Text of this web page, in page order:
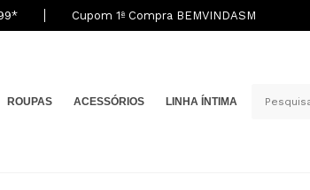
9* Cupom 1ª Compra BEMVINDASM
ROUPAS ACESSÓRIOS LINHA ÍNTIMA